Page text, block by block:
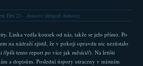
Den 23 – domove (delayed domove)
Linka vedla kousek od nás, takže se jelo přímo. Po
na nádraží zjistil, že v pokoji opravdu nic nezůstalo
píši tento report po více jak měsíci//). Na letišti
a dopisům. Poslední úspory utraceny v místním